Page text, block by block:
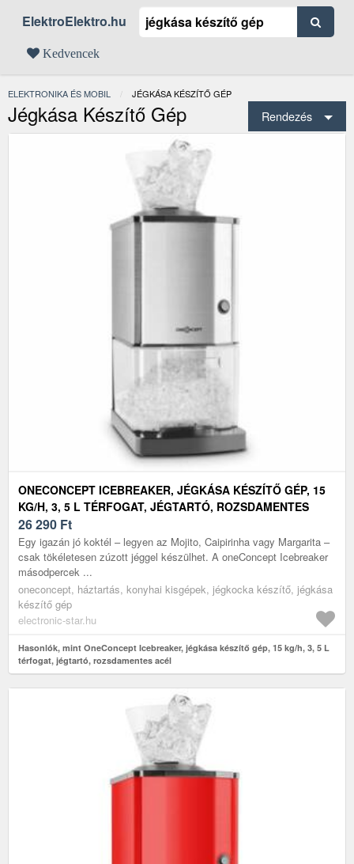
ElektroElektro.hu
Kedvencek
ELEKTRONIKA ÉS MOBIL JELENLEGI:
JÉGKÁSA KÉSZÍTŐ GÉP
Jégkása Készítő Gép Rendezés
ONECONCEPT ICEBREAKER, JÉGKÁSA KÉSZÍTŐ GÉP, 15
KG/H, 3, 5 L TÉRFOGAT, JÉGTARTÓ, ROZSDAMENTES
ACÉL
26 290 Ft
Egy igazán jó koktél – legyen az Mojito, Caipirinha vagy Margarita –
csak tökéletesen zúzott jéggel készülhet. A oneConcept Icebreaker
másodpercek ...
oneconcept, háztartás, konyhai kisgépek, jégkocka készítő, jégkása
készítő gép
electronic-star.hu
Hasonlók, mint OneConcept Icebreaker, jégkása készítő gép, 15 kg/h, 3, 5 L
térfogat, jégtartó, rozsdamentes acél